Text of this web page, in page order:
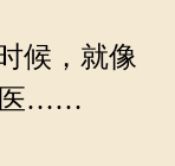
候，就像
医……